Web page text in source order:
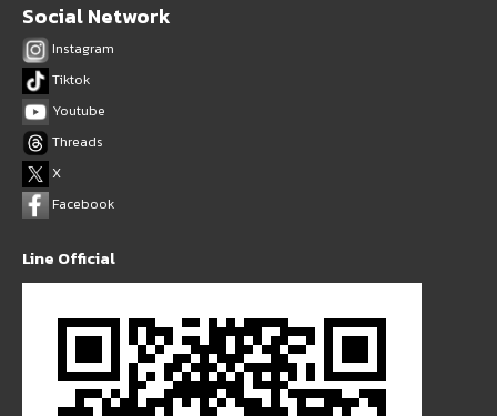
Social Network
Instagram
Tiktok
Youtube
Threads
X
Facebook
Line Official